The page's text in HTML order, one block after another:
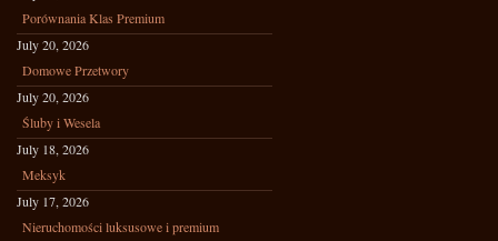
Porównania Klas Premium
July 20, 2026
Domowe Przetwory
July 20, 2026
Śluby i Wesela
July 18, 2026
Meksyk
July 17, 2026
Nieruchomości luksusowe i premium